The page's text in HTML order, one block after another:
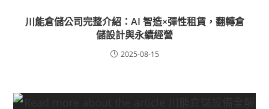
川能倉儲公司完整介紹：AI 智造×彈性租賃，翻轉倉
儲設計與永續經營
2025-08-15